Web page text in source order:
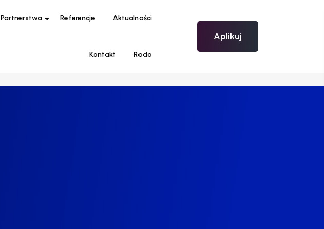
Partnerstwa Referencje Aktualności
Kontakt Rodo
Aplikuj